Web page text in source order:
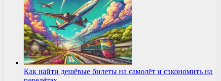
Как найти дешёвые билеты на самолёт и сэкономить на